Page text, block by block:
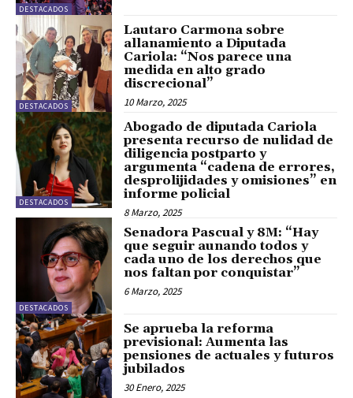
DESTACADOS
DESTACADOS
Lautaro Carmona sobre
allanamiento a Diputada
Cariola: “Nos parece una
medida en alto grado
discrecional”
10 Marzo, 2025
DESTACADOS
Abogado de diputada Cariola
presenta recurso de nulidad de
diligencia postparto y
argumenta “cadena de errores,
desprolijidades y omisiones” en
informe policial
8 Marzo, 2025
DESTACADOS
Senadora Pascual y 8M: “Hay
que seguir aunando todos y
cada uno de los derechos que
nos faltan por conquistar”
6 Marzo, 2025
Se aprueba la reforma
previsional: Aumenta las
pensiones de actuales y futuros
jubilados
30 Enero, 2025